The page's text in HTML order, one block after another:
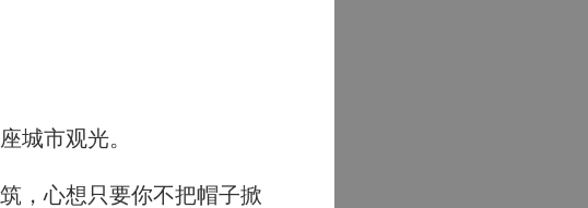
城市观光。
，心想只要你不把帽子掀